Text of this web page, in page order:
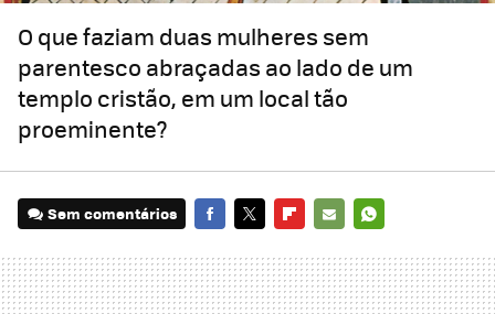
O que faziam duas mulheres sem
parentesco abraçadas ao lado de um
templo cristão, em um local tão
proeminente?
Sem comentários
MAIL